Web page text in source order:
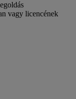
vagy licencének